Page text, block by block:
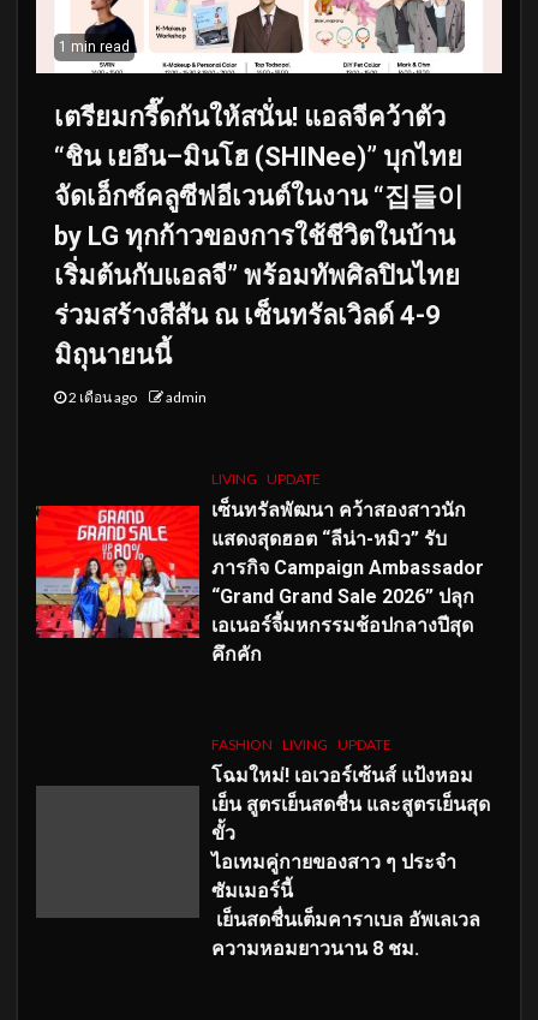
1 min read
เตรียมกรี๊ดกันให้สนั่น! แอลจีคว้าตัว
“ชิน เยอึน–มินโฮ (SHINee)” บุกไทย
จัดเอ็กซ์คลูซีฟอีเวนต์ในงาน “집들이
by LG ทุกก้าวของการใช้ชีวิตในบ้าน
เริ่มต้นกับแอลจี” พร้อมทัพศิลปินไทย
ร่วมสร้างสีสัน ณ เซ็นทรัลเวิลด์ 4-9
มิถุนายนนี้
2 เดือน ago admin
LIVING UPDATE
เซ็นทรัลพัฒนา คว้าสองสาวนัก
แสดงสุดฮอต “ลีน่า-หมิว” รับ
ภารกิจ Campaign Ambassador
“Grand Grand Sale 2026” ปลุก
เอเนอร์จี้มหกรรมช้อปกลางปีสุด
คึกคัก
FASHION LIVING UPDATE
โฉมใหม่! เอเวอร์เซ้นส์ แป้งหอม
เย็น สูตรเย็นสดชื่น และสูตรเย็นสุด
ขั้ว
ไอเทมคู่กายของสาว ๆ ประจำ
ซัมเมอร์นี้
เย็นสดชื่นเต็มคาราเบล อัพเลเวล
ความหอมยาวนาน 8 ชม.